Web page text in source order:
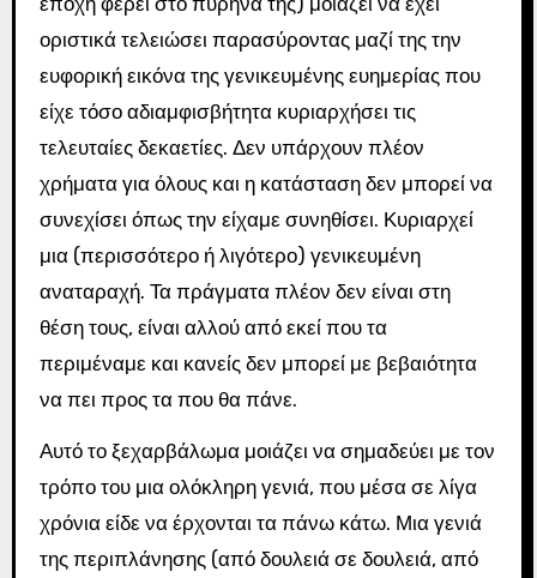
οριστικά τελειώσει παρασύροντας μαζί της την
ευφορική εικόνα της γενικευμένης ευημερίας που
είχε τόσο αδιαμφισβήτητα κυριαρχήσει τις
τελευταίες δεκαετίες. Δεν υπάρχουν πλέον
χρήματα για όλους και η κατάσταση δεν μπορεί να
συνεχίσει όπως την είχαμε συνηθίσει. Κυριαρχεί
μια (περισσότερο ή λιγότερο) γενικευμένη
αναταραχή. Τα πράγματα πλέον δεν είναι στη
θέση τους, είναι αλλού από εκεί που τα
περιμέναμε και κανείς δεν μπορεί με βεβαιότητα
να πει προς τα που θα πάνε.
Αυτό το ξεχαρβάλωμα μοιάζει να σημαδεύει με τον
τρόπο του μια ολόκληρη γενιά, που μέσα σε λίγα
χρόνια είδε να έρχονται τα πάνω κάτω. Μια γενιά
της περιπλάνησης (από δουλειά σε δουλειά, από